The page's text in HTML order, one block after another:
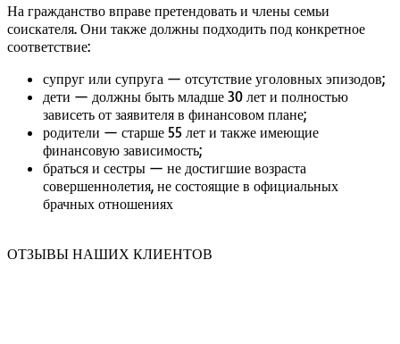
На гражданство вправе претендовать и члены семьи
соискателя. Они также должны подходить под конкретное
соответствие:
супруг или супруга — отсутствие уголовных эпизодов;
дети — должны быть младше 30 лет и полностью
зависеть от заявителя в финансовом плане;
родители — старше 55 лет и также имеющие
финансовую зависимость;
браться и сестры — не достигшие возраста
совершеннолетия, не состоящие в официальных
брачных отношениях
ОТЗЫВЫ НАШИХ КЛИЕНТОВ